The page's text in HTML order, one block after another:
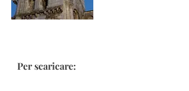
Per scaricare: